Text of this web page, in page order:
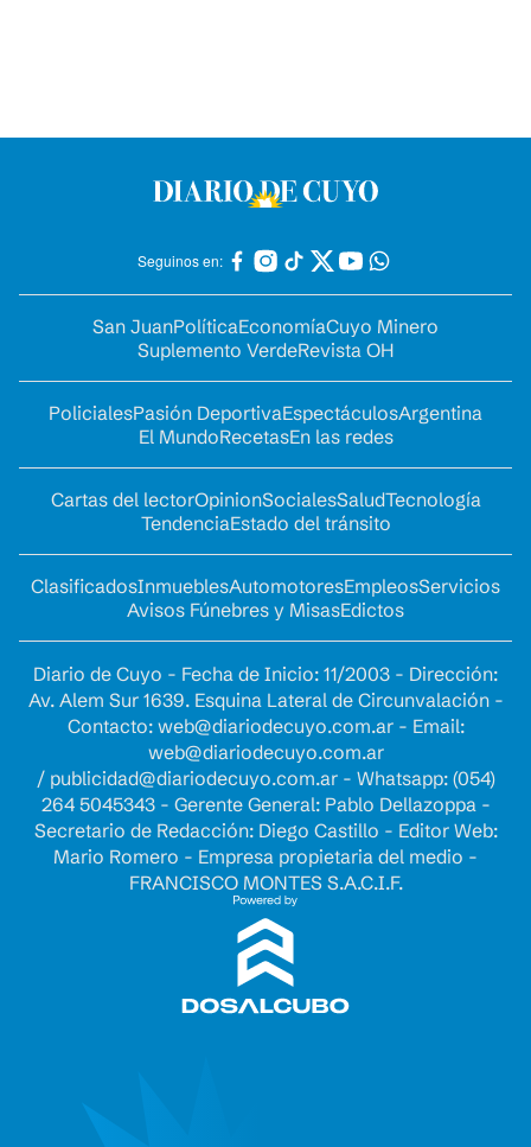
Seguinos en:
San JuanPolíticaEconomíaCuyo Minero
Suplemento VerdeRevista OH
PolicialesPasión DeportivaEspectáculosArgentina
El MundoRecetasEn las redes
Cartas del lectorOpinionSocialesSaludTecnología
TendenciaEstado del tránsito
ClasificadosInmueblesAutomotoresEmpleosServicios
Avisos Fúnebres y MisasEdictos
Diario de Cuyo - Fecha de Inicio: 11/2003 - Dirección:
Av. Alem Sur 1639. Esquina Lateral de Circunvalación -
Contacto: web@diariodecuyo.com.ar- Email:
web@diariodecuyo.com.ar
/ publicidad@diariodecuyo.com.ar- Whatsapp: (054)
264 5045343 - Gerente General: Pablo Dellazoppa -
Secretario de Redacción: Diego Castillo - Editor Web:
Mario Romero - Empresa propietaria del medio -
FRANCISCO MONTES S.A.C.I.F.